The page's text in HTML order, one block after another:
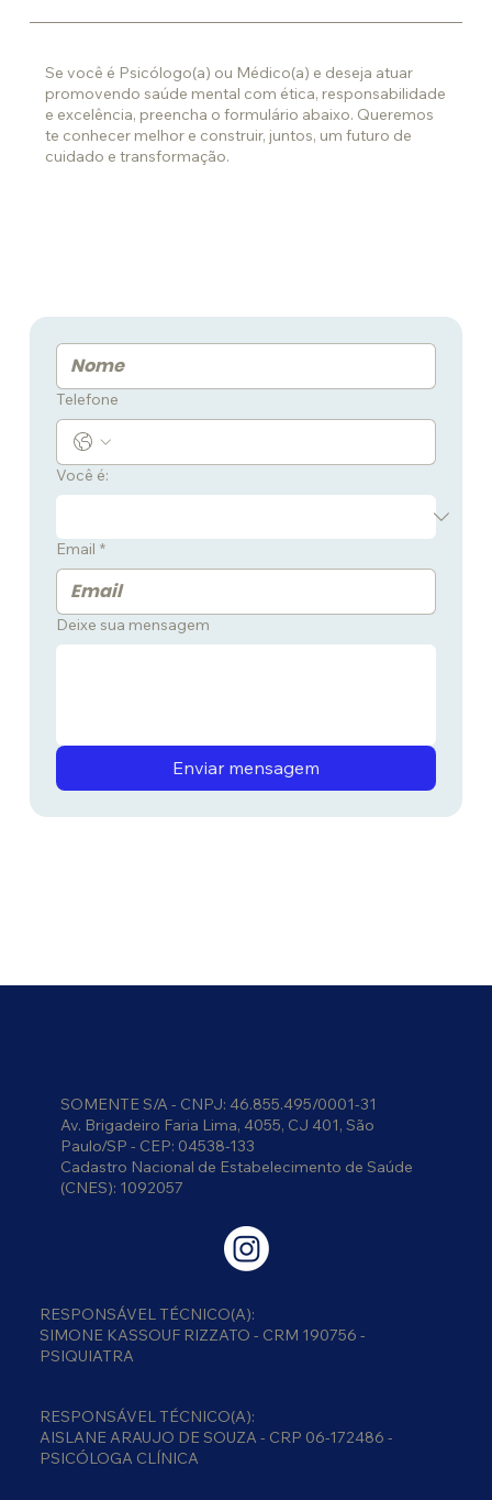
Se você é Psicólogo(a) ou Médico(a) e deseja atuar
promovendo saúde mental com ética, responsabilidade
e excelência, preencha o formulário abaixo. Queremos
te conhecer melhor e construir, juntos, um futuro de
cuidado e transformação.
Telefone
Você é:
Email *
Deixe sua mensagem
Enviar mensagem
SOMENTE S/A - CNPJ: 46.855.495/0001-31
Av. Brigadeiro Faria Lima, 4055, CJ 401, São
Paulo/SP - CEP: 04538-133
Cadastro Nacional de Estabelecimento de Saúde
(CNES): 1092057
RESPONSÁVEL TÉCNICO(A):
SIMONE KASSOUF RIZZATO - CRM 190756 -
PSIQUIATRA
RESPONSÁVEL TÉCNICO(A):
AISLANE ARAUJO DE SOUZA - CRP 06-172486 -
PSICÓLOGA CLÍNICA